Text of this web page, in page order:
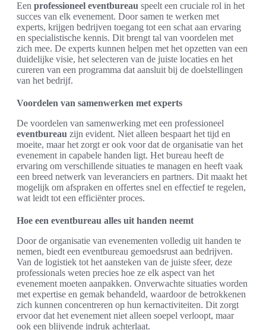
Een professioneel eventbureau speelt een cruciale rol in het
succes van elk evenement. Door samen te werken met
experts, krijgen bedrijven toegang tot een schat aan ervaring
en specialistische kennis. Dit brengt tal van voordelen met
zich mee. De experts kunnen helpen met het opzetten van een
duidelijke visie, het selecteren van de juiste locaties en het
cureren van een programma dat aansluit bij de doelstellingen
van het bedrijf.
Voordelen van samenwerken met experts
De voordelen van samenwerking met een professioneel
eventbureau zijn evident. Niet alleen bespaart het tijd en
moeite, maar het zorgt er ook voor dat de organisatie van het
evenement in capabele handen ligt. Het bureau heeft de
ervaring om verschillende situaties te managen en heeft vaak
een breed netwerk van leveranciers en partners. Dit maakt het
mogelijk om afspraken en offertes snel en effectief te regelen,
wat leidt tot een efficiënter proces.
Hoe een eventbureau alles uit handen neemt
Door de organisatie van evenementen volledig uit handen te
nemen, biedt een eventbureau gemoedsrust aan bedrijven.
Van de logistiek tot het aansteken van de juiste sfeer, deze
professionals weten precies hoe ze elk aspect van het
evenement moeten aanpakken. Onverwachte situaties worden
met expertise en gemak behandeld, waardoor de betrokkenen
zich kunnen concentreren op hun kernactiviteiten. Dit zorgt
ervoor dat het evenement niet alleen soepel verloopt, maar
ook een blijvende indruk achterlaat.